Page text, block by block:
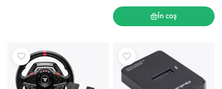
În coș